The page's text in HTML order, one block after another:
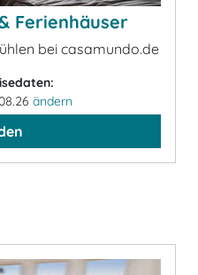
Ferienhäuser
bei casamundo.de
ändern